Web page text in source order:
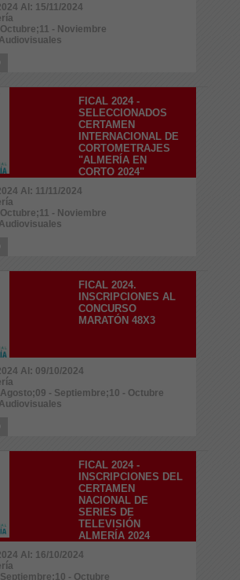
Al: 15/11/2024
- Noviembre
FICAL 2024 -
SELECCIONADOS
CERTAMEN
INTERNACIONAL DE
CORTOMETRAJES
"ALMERÍA EN
CORTO 2024"
Al: 11/11/2024
- Noviembre
FICAL 2024.
INSCRIPCIONES AL
CONCURSO
MARATÓN 48X3
Al: 09/10/2024
- Septiembre;10 - Octubre
FICAL 2024 -
INSCRIPCIONES DEL
CERTAMEN
NACIONAL DE
SERIES DE
TELEVISIÓN
ALMERÍA 2024
Al: 16/10/2024
- Octubre